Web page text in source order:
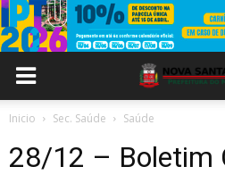
Inicio Sec. Saúde Saúde
28/12 – Boletim